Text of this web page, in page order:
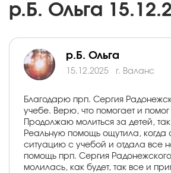
р.Б. Ольга
р.Б. Ольга
15.12.2025 г. Валанс
Благодарю прп. Сергия
учебе. Верю, что помогает и
Продолжаю молиться за детей,
Реальную помощь ощутила, когда
ситуацию с учебой и отдала все
помощь прп. Сергия
молилась, как будет, так все и